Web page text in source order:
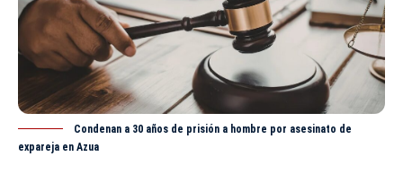
Condenan a 30 años de prisión a hombre por asesinato de
expareja en Azua